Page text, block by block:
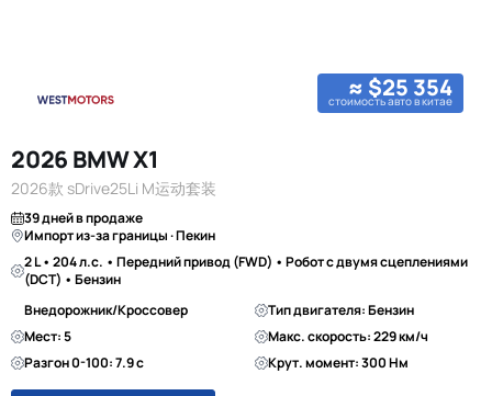
≈ $25 354
стоимость авто в китае
2026 BMW X1
2026款 sDrive25Li M运动套装
39 дней в продаже
Импорт из-за границы · Пекин
2 L • 204 л.с. • Передний привод (FWD) • Робот с двумя сцеплениями
(DCT) • Бензин
Внедорожник/Кроссовер
Тип двигателя: Бензин
Мест: 5
Макс. скорость: 229 км/ч
Разгон 0-100: 7.9 с
Крут. момент: 300 Нм